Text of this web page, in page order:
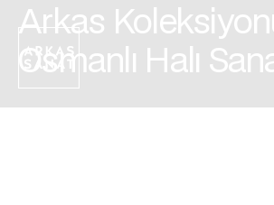
Arkas
Osmanlı Halı